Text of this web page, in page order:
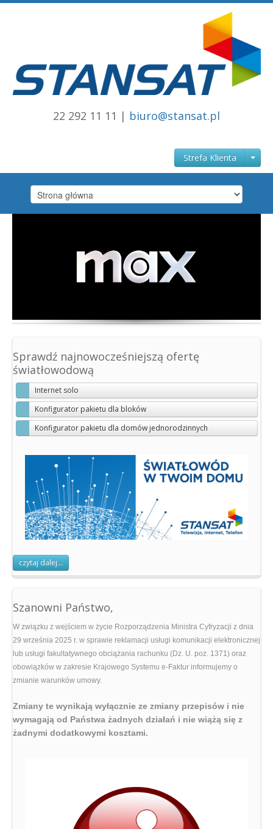
22 292 11 11 | biuro@stansat.pl
Strefa Klienta
Internet
bez limitów
Dla biznesu
cyfrowa, HD
Cennik
Wykaz programów
Opis usługi
Telefon
tani
Cennik
Opis usługi
Wybierz pakiet
Telewizja lokalna
Aktualne
Archiwum
Oferty pracy
Sprawdź najnowocześniejszą ofertę
światłowodową
Internet solo
Konfigurator pakietu dla bloków
Konfigurator pakietu dla domów jednorodzinnych
czytaj dalej...
Szanowni Państwo,
W związku z wejściem w życie Rozporządzenia Ministra Cyfryzacji z dnia
29 września 2025 r. w sprawie reklamacji usługi komunikacji elektronicznej
lub usługi fakultatywnego obciążania rachunku (Dz. U. poz. 1371) oraz
obowiązków w zakresie Krajowego Systemu e-Faktur informujemy o
zmianie warunków umowy.
Zmiany te wynikają wyłącznie ze zmiany przepisów i nie
wymagają od Państwa żadnych działań i nie wiążą się z
żadnymi dodatkowymi kosztami.